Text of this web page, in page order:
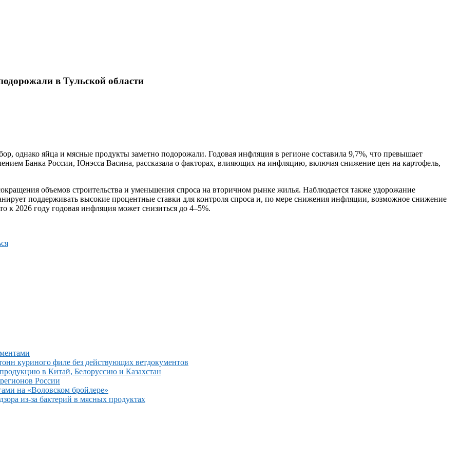
в Тульской области
однако яйца и мясные продукты заметно подорожали. Годовая инфляция в регионе составила 9,7%, что превышает
Банка России, Юнэсса Васина, рассказала о факторах, влияющих на инфляцию, включая снижение цен на картофель,
объемов строительства и уменьшения спроса на вторичном рынке жилья. Наблюдается также удорожание
поддерживать высокие процентные ставки для контроля спроса и, по мере снижения инфляции, возможное снижение
к 2026 году годовая инфляция может снизиться до 4–5%.
куриного филе без действующих ветдокументов
в Китай, Белоруссию и Казахстан
России
на «Воловском бройлере»
из-за бактерий в мясных продуктах